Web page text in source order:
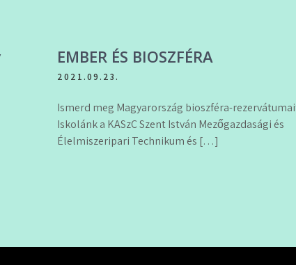
EMBER ÉS BIOSZFÉRA
2021.09.23.
Ismerd meg Magyarország bioszféra-
Iskolánk a KASzC Szent István Mezőgazdasági és
Élelmiszeripari Technikum és […]